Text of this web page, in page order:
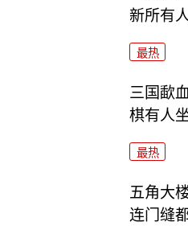
新所有
最热
三国歃
棋有人
最热
五角大
连门缝